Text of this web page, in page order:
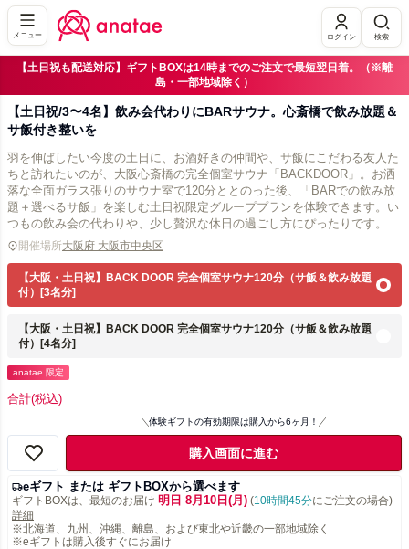
メニュー ログイン 検索
【土日祝も配送対応】ギフトBOXは14時までのご注文で最短翌日着。（※離
島・一部地域除く）
【土日祝/3〜4名】飲み会代わりにBARサウナ。心斎橋で飲み放題＆
サ飯付き整いを
羽を伸ばしたい今度の土日に、お酒好きの仲間や、サ飯にこだわる友人た
ちと訪れたいのが、大阪心斎橋の完全個室サウナ「BACKDOOR」。お洒
落な全面ガラス張りのサウナ室で120分ととのった後、「BARでの飲み放
題＋選べるサ飯」を楽しむ土日祝限定グループプランを体験できます。い
つもの飲み会の代わりや、少し贅沢な休日の過ごし方にぴったりです。
開催場所大阪府 大阪市中央区
【大阪・土日祝】BACK DOOR 完全個室サウナ120分（サ飯＆飲み放題
付）[3名分]
【大阪・土日祝】BACK DOOR 完全個室サウナ120分（サ飯＆飲み放題
付）[4名分]
anatae 限定
合計(税込)
体験ギフトの有効期限は購入から6ヶ月！
購入画面に進む
eギフト または ギフトBOXから選べます
ギフトBOXは、最短のお届け 明日 8月10日(月) (10時間45分にご注文の場合)
詳細
※北海道、九州、沖縄、離島、および東北や近畿の一部地域除く
※eギフトは購入後すぐにお届け